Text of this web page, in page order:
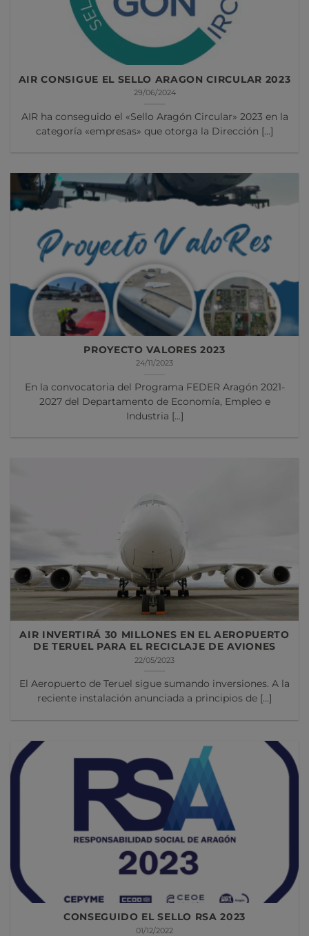
AIR CONSIGUE EL SELLO ARAGON CIRCULAR 2023
29/06/2024
AIR ha conseguido el «Sello Aragón Circular» 2023 en la
categoría «empresas» que otorga la Dirección [...]
PROYECTO VALORES 2023
24/11/2023
En la convocatoria del Programa FEDER Aragón 2021-
2027 del Departamento de Economía, Empleo e
Industria [...]
AIR INVERTIRÁ 30 MILLONES EN EL AEROPUERTO
DE TERUEL PARA EL RECICLAJE DE AVIONES
22/05/2023
El Aeropuerto de Teruel sigue sumando inversiones. A la
reciente instalación anunciada a principios de [...]
CONSEGUIDO EL SELLO RSA 2023
01/12/2022